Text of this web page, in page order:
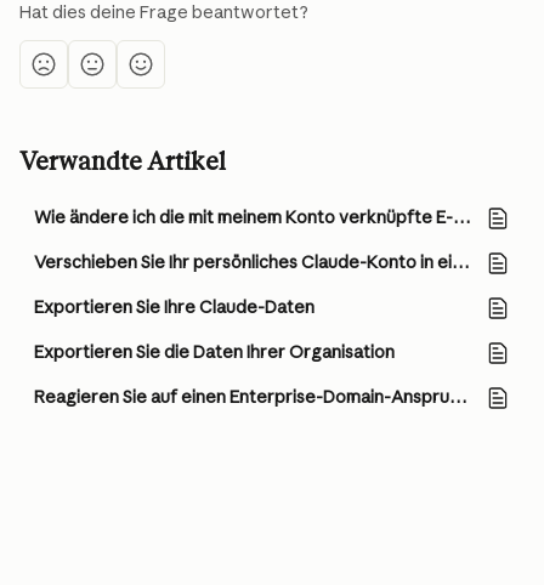
Hat dies deine Frage beantwortet?
Verwandte Artikel
Wie ändere ich die mit meinem Konto verknüpfte E-Mail-Adresse?
Verschieben Sie Ihr persönliches Claude-Konto in eine Team- oder Enterprise-Organisation
Exportieren Sie Ihre Claude-Daten
Exportieren Sie die Daten Ihrer Organisation
Reagieren Sie auf einen Enterprise-Domain-Anspruch in Ihrem Claude-Konto